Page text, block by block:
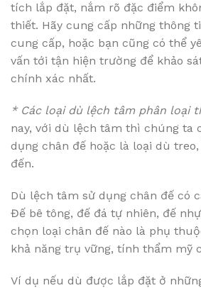
tích lắp đặt, nắm rõ đặc điểm
thiết. Hãy cung cấp những thông
cung cấp, hoặc bạn cũng có thể
vấn tới tận hiện trường để khảo
chính xác nhất.
* Các loại dù lệch tâm phân loại
nay, với dù lệch tâm thì chúng ta
dụng chân đế hoặc là loại dù
đến.
Dù lệch tâm sử dụng chân đế có
Đế bê tông, đế đá tự nhiên, đế
chọn loại chân đế nào là phụ
khả năng trụ vững, tính thẩm mỹ
Ví dụ nếu dù được lắp đặt ở